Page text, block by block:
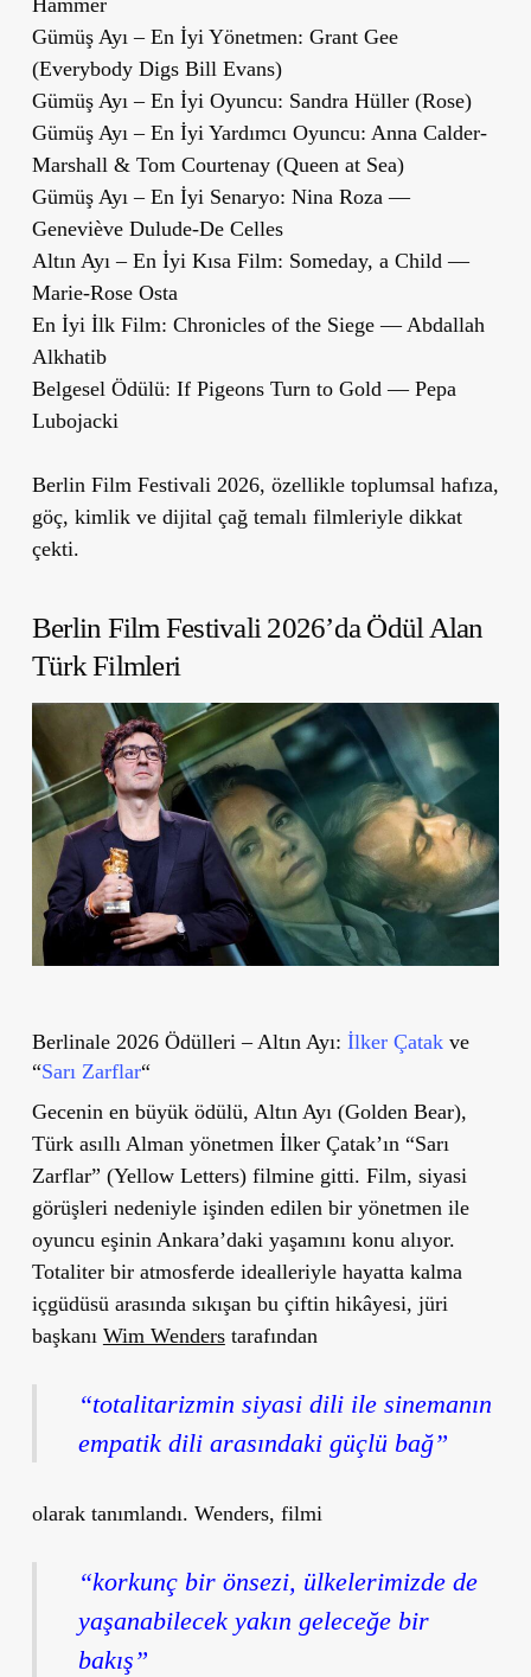
Hammer
Gümüş Ayı – En İyi Yönetmen: Grant Gee
(Everybody Digs Bill Evans)
Gümüş Ayı – En İyi Oyuncu: Sandra Hüller (Rose)
Gümüş Ayı – En İyi Yardımcı Oyuncu: Anna Calder-
Marshall & Tom Courtenay (Queen at Sea)
Gümüş Ayı – En İyi Senaryo: Nina Roza —
Geneviève Dulude-De Celles
Altın Ayı – En İyi Kısa Film: Someday, a Child —
Marie-Rose Osta
En İyi İlk Film: Chronicles of the Siege — Abdallah
Alkhatib
Belgesel Ödülü: If Pigeons Turn to Gold — Pepa
Lubojacki
Berlin Film Festivali 2026, özellikle toplumsal hafıza,
göç, kimlik ve dijital çağ temalı filmleriyle dikkat
çekti.
Berlin Film Festivali 2026’da Ödül Alan
Türk Filmleri
Berlinale 2026 Ödülleri – Altın Ayı: İlker Çatakve
“Sarı Zarflar“
Gecenin en büyük ödülü, Altın Ayı (Golden Bear),
Türk asıllı Alman yönetmen İlker Çatak’ın “Sarı
Zarflar” (Yellow Letters) filmine gitti. Film, siyasi
görüşleri nedeniyle işinden edilen bir yönetmen ile
oyuncu eşinin Ankara’daki yaşamını konu alıyor.
Totaliter bir atmosferde idealleriyle hayatta kalma
içgüdüsü arasında sıkışan bu çiftin hikâyesi, jüri
başkanı Wim Wenderstarafından
“totalitarizmin siyasi dili ile sinemanın
empatik dili arasındaki güçlü bağ”
olarak tanımlandı. Wenders, filmi
“korkunç bir önsezi, ülkelerimizde de
yaşanabilecek yakın geleceğe bir
bakış”